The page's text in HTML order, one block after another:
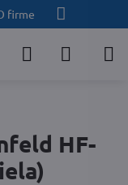
firme
HF-